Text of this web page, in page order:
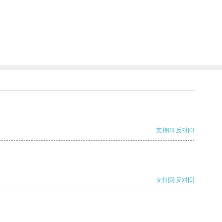
支持[0] 反对[0]
支持[0] 反对[0]